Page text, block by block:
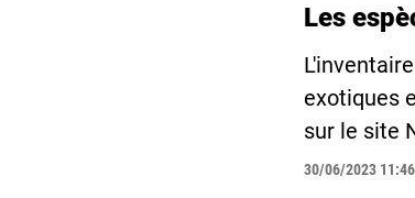
Les
exotiques
sur le site
30/06/2023 11:46